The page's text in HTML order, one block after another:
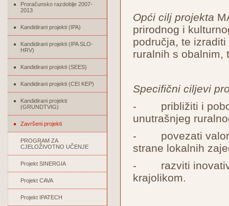
Proračunsko razdoblje 2007-
2013
Kandidirani projekti (IPA)
Kandidirani projekti (IPA SLO-
HRV)
Kandidirani projekti (SEES)
Kandidirani projekti (CEI KEP)
Kandidirani projekti
(GRUNDTVIG)
Završeni projekti
PROGRAM ZA
CJELOŽIVOTNO UČENJE
Projekt SINERGIA
Projekt CAVA
Projekt IPATECH
Opći cilj projekta
prirodnog i
područja, te
ruralnih s obalnim,
Specifični ciljevi
- približiti i
unutrašnjeg
- povezati
strane lokalnih
- razviti
krajolikom.